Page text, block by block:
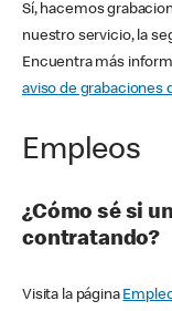
Sí, hacemos
nuestro servicio, la
Encuentra más
aviso de grabaciones
Empleos
¿Cómo sé si
contratando?
Visita la página